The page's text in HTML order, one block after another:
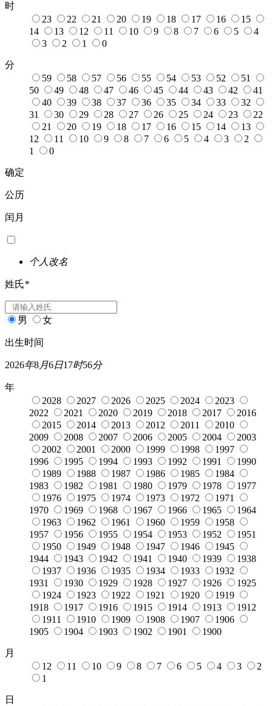
时
23
22 21 20 19 18 17 16
15
14
13 12 11 10 9 8 7 6 5
4
3
2 1 0
分
59
58 57 56 55 54 53 52
51
50
49 48 47 46 45 44 43 42
41
40
39 38 37 36 35 34 33
32
31
30 29 28 27 26 25 24 23
22
21
20 19 18 17 16 15 14
13
12
11 10 9 8 7 6 5 4 3
2
1
0
确定
公历
闰月
个人改名
姓氏*
男 女
出生时间
2026年8月6日17时56分
年
2028
2027 2026 2025 2024
2023
2022
2021 2020 2019 2018 2017
2016
2015
2014 2013 2012 2011
2010
2009
2008 2007 2006 2005 2004
2003
2002
2001 2000 1999 1998
1997
1996
1995 1994 1993 1992 1991
1990
1989
1988 1987 1986 1985
1984
1983
1982 1981 1980 1979 1978
1977
1976
1975 1974 1973 1972
1971
1970
1969 1968 1967 1966 1965
1964
1963
1962 1961 1960 1959
1958
1957
1956 1955 1954 1953 1952
1951
1950
1949 1948 1947 1946
1945
1944
1943 1942 1941 1940 1939
1938
1937
1936 1935 1934 1933
1932
1931
1930 1929 1928 1927 1926
1925
1924
1923 1922 1921 1920
1919
1918
1917 1916 1915 1914 1913
1912
1911
1910 1909 1908 1907
1906
1905
1904 1903 1902 1901 1900
月
12
11 10 9 8 7 6 5 4 3
2
1
日